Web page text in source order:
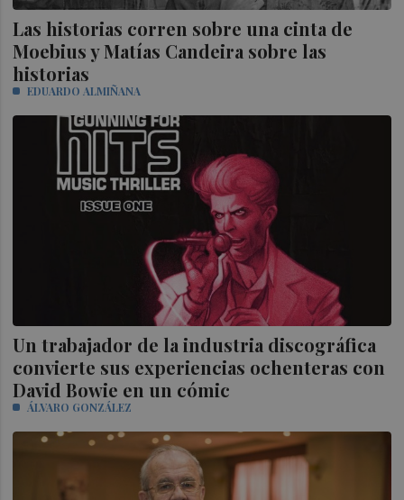
Las historias corren sobre una cinta de
Moebius y Matías Candeira sobre las
historias
EDUARDO ALMIÑANA
Un trabajador de la industria discográfica
convierte sus experiencias ochenteras con
David Bowie en un cómic
ÁLVARO GONZÁLEZ